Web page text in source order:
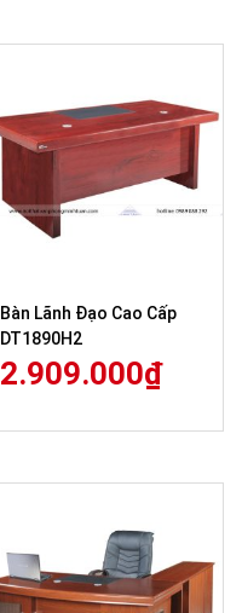
Bàn Lãnh Đạo Cao Cấp
DT1890H2
2.909.000₫